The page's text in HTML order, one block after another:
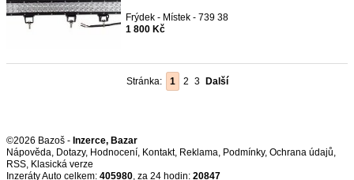
Frýdek - Místek - 739 38
1 800 Kč
Stránka: 1 2 3 Další
©2026 Bazoš - Inzerce, Bazar
Nápověda, Dotazy, Hodnocení, Kontakt, Reklama, Podmínky, Ochrana údajů,
RSS,
Inzeráty Auto celkem: 405980, za 24 hodin: 20847